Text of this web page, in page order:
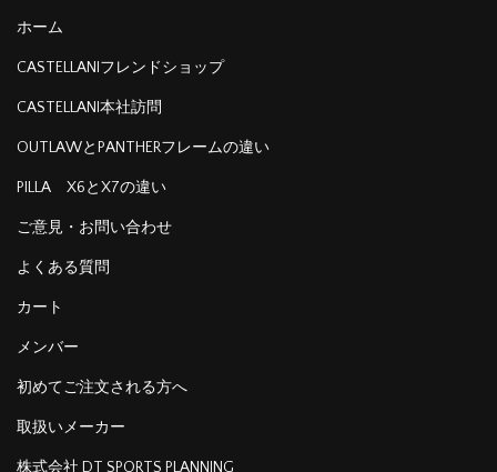
ホーム
CASTELLANIフレンドショップ
CASTELLANI本社訪問
OUTLAWとPANTHERフレームの違い
PILLA X6とX7の違い
ご意見・お問い合わせ
よくある質問
カート
メンバー
初めてご注文される方へ
取扱いメーカー
株式会社 DT SPORTS PLANNING